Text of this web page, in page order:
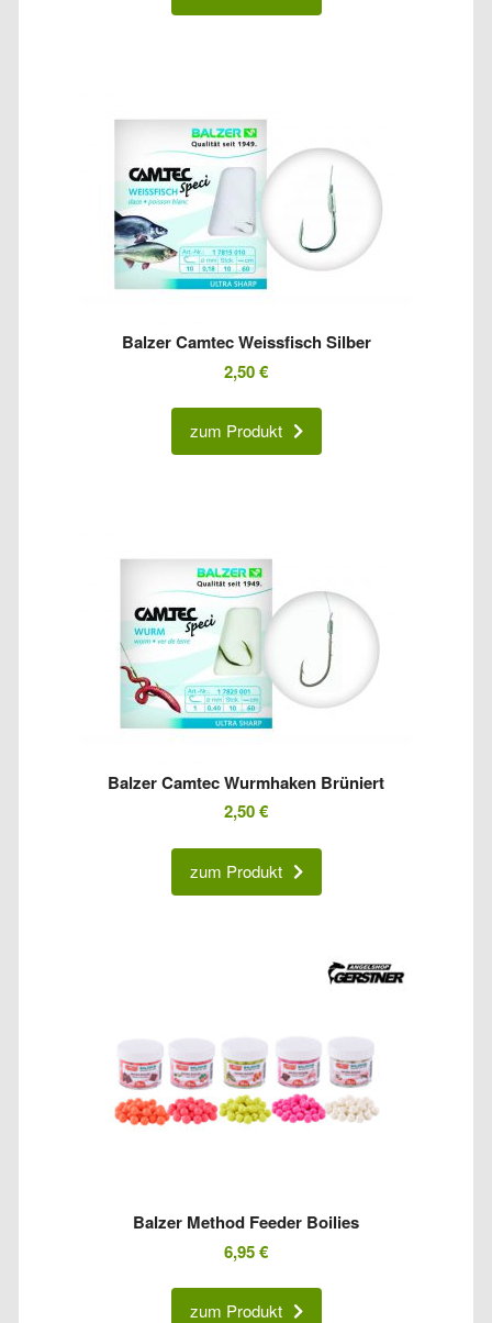
Balzer Camtec Weissfisch Silber
2,50€
zum Produkt
Balzer Camtec Wurmhaken Brüniert
2,50€
zum Produkt
Balzer Method Feeder Boilies
6,95€
zum Produkt